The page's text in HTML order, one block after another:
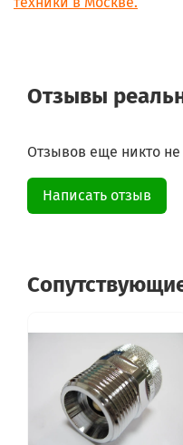
Отзывы
Отзывов еще никто не
Написать отзыв